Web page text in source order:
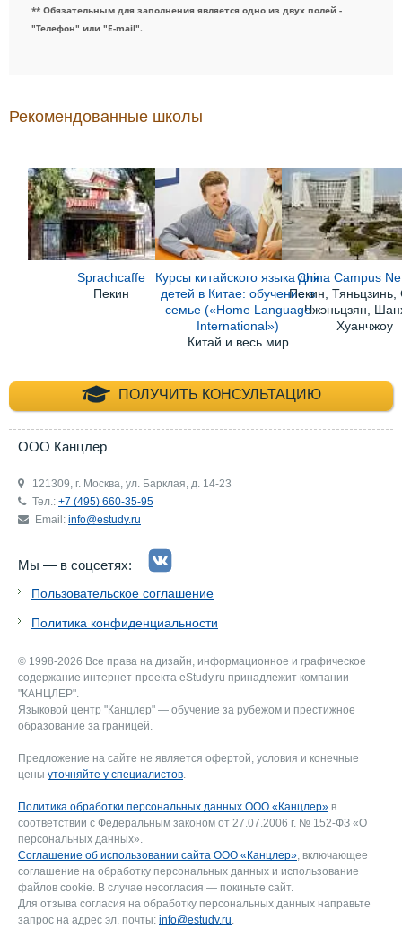
** Обязательным для заполнения является одно из двух полей -
"Телефон" или "E-mail".
Рекомендованные школы
Sprachcaffe
Пекин
Курсы китайского языка для
детей в Китае: обучение в
семье («Home Language
International»)
Китай и весь мир
China Campus
Пекин, Тяньцзинь,
Чжэньцзян,
Хуанчжоу
ПОЛУЧИТЬ КОНСУЛЬТАЦИЮ
+7 (495) 660-35-
ООО Канцлер
121309, г. Москва, ул. Барклая, д. 14-23
Тел.: +7 (495) 660-35-95
Email: info@estudy.ru
Мы — в соцсетях:
Пользовательское соглашение
Политика конфиденциальности
© 1998-2026 Все права на дизайн, информационное и графическое
содержание интернет-проекта eStudy.ru принадлежит компании
"КАНЦЛЕР".
Языковой центр "Канцлер" — обучение за рубежом и престижное
образование за границей.
Предложение на сайте не является офертой, условия и конечные
цены уточняйте у специалистов.
Политика обработки персональных данных ООО «Канцлер» в
соответствии с Федеральным законом от 27.07.2006 г. № 152-ФЗ «О
персональных данных».
Соглашение об использовании сайта ООО «Канцлер», включающее
соглашение на обработку персональных данных и использование
файлов cookie. В случае несогласия — покиньте сайт.
Для отзыва согласия на обработку персональных данных направьте
запрос на адрес эл. почты: info@estudy.ru.